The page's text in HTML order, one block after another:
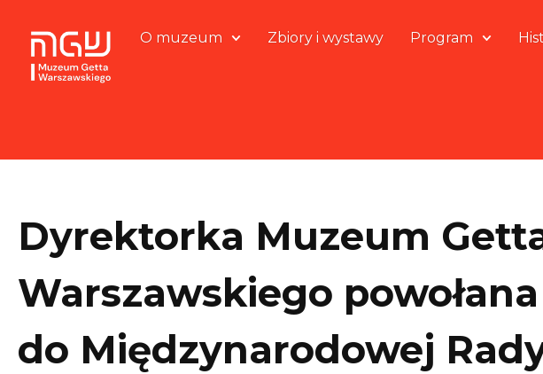
O muzeum Zbiory i wystawy Program
Dyrektorka Muzeum
Warszawskiego powołana
do Międzynarodowej